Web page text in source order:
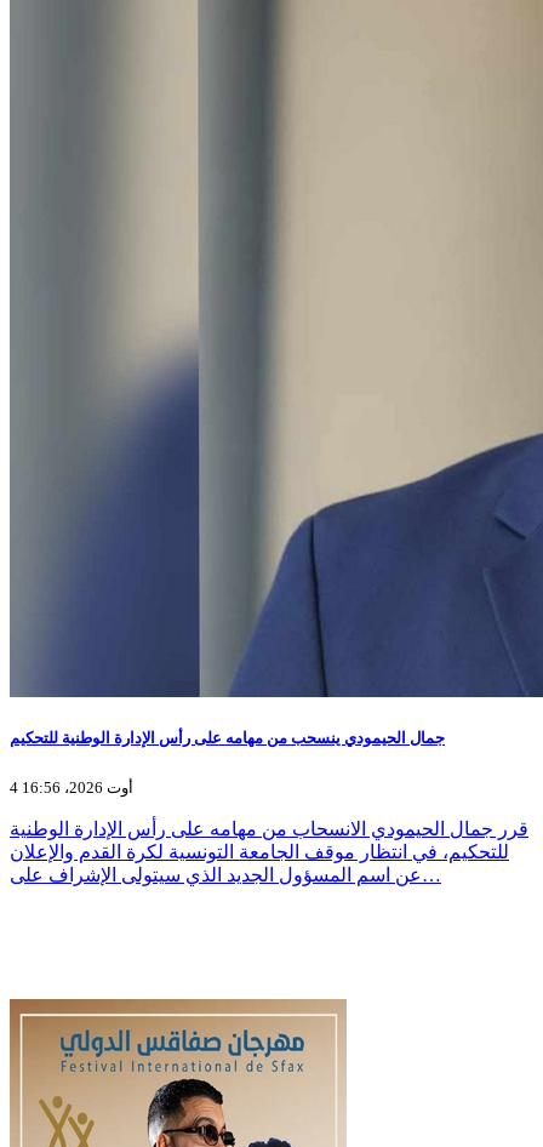
جمال الحيمودي ينسحب من مهامه على رأس الإدارة الوطنية للتحكيم
4 أوت 2026، 16:56
قرر جمال الحيمودي الانسحاب من مهامه على رأس الإدارة الوطنية
للتحكيم، في انتظار موقف الجامعة التونسية لكرة القدم والإعلان
عن اسم المسؤول الجديد الذي سيتولى الإشراف على…